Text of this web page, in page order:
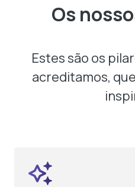
Os
Estes são os
acreditamos,